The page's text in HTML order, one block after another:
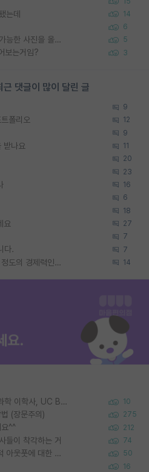
는데 14
6
정보보안 연구하는 입장에선 식별가능한 사진을 올리는건 비추이긴함 5
보는거임? 3
댓글이 많이 달린 글
9
폴리오 12
9
받나요 11
20
23
16
6
18
요 27
7
다. 7
박사진학하기에 2억은 괜찮은 (?) 정도의 경제력인가요 14
Korea University 수학, 컴퓨터과학 이학사, UC Berkeley 산업공학 대학원 공학박사가 되는 것은 쉽지 않겠죠? 10
(장문주의) 275
^^ 212
들이 착각하는 거 74
포스텍 억까에 대해 (동문의 학문적 아웃풋에 대한 반박) 50
16